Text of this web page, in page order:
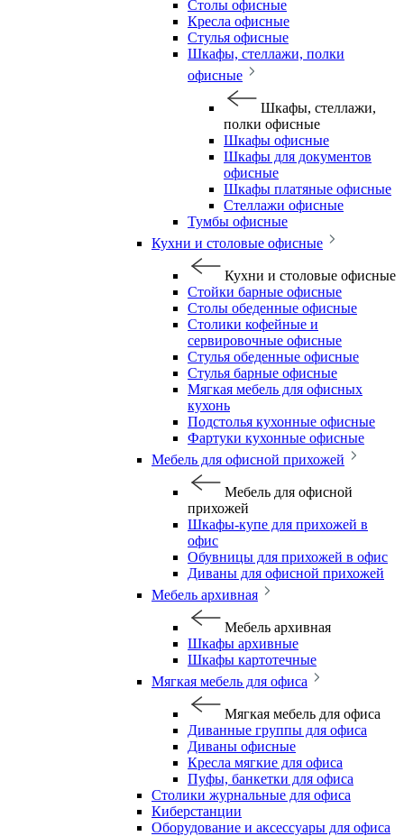
Столы офисные
Кресла офисные
Стулья офисные
Шкафы, стеллажи, полки
офисные
Шкафы, стеллажи,
полки офисные
Шкафы офисные
Шкафы для документов
офисные
Шкафы платяные офисные
Стеллажи офисные
Тумбы офисные
Кухни и столовые офисные
Кухни и столовые офисные
Стойки барные офисные
Столы обеденные офисные
Столики кофейные и
сервировочные офисные
Стулья обеденные офисные
Стулья барные офисные
Мягкая мебель для офисных
кухонь
Подстолья кухонные офисные
Фартуки кухонные офисные
Мебель для офисной прихожей
Мебель для офисной
прихожей
Шкафы-купе для прихожей в
офис
Обувницы для прихожей в офис
Диваны для офисной прихожей
Мебель архивная
Мебель архивная
Шкафы архивные
Шкафы картотечные
Мягкая мебель для офиса
Мягкая мебель для офиса
Диванные группы для офиса
Диваны офисные
Кресла мягкие для офиса
Пуфы, банкетки для офиса
Столики журнальные для офиса
Киберстанции
Оборудование и аксессуары для офиса